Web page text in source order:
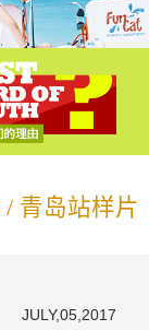
/ 青岛站样片
JULY,05,2017